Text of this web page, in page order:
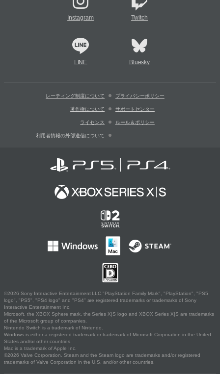
Instagram Twitch
LINE Bluesky
レーティング制度について プライバシーポリシー
著作権について サポートセンター
ライセンス ルール＆ポリシー
利用者情報の外部送信について
©2026 Sony Interactive Entertainment LLC."PlayStation Family Mark", "PlayStation", "PS5
logo", "PS5", "PS4 logo" and "PS4" are registered trademarks or trademarks of Sony
Interactive Entertainment Inc.
Microsoft, the XBOX Sphere mark, the Series X|S logo and XBOX Series X|S are trademarks
of the Microsoft group of companies.
Nintendo Switch is a trademark of Nintendo.
Windows is either a registered trademark or trademark of Microsoft Corporation in the United
States and/or other countries.
Mac is a trademark of Apple Inc.
©2026 Valve Corporation. Steam and the Steam logo are trademarks and/or registered
trademarks of Valve Corporation in the U.S. and/or other countries.